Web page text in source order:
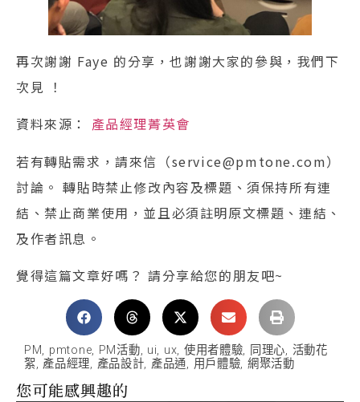
再次謝謝 Faye 的分享，也謝謝大家的參與，我們下
次見 ！
資料來源： 產品經理菁英會
若有轉貼需求，請來信（service@pmtone.com）
討論。 轉貼時禁止修改內容及標題、須保持所有連
結、禁止商業使用，並且必須註明原文標題、連結、
及作者訊息。
覺得這篇文章好嗎？ 請分享給您的朋友吧~
PM, pmtone, PM活動, ui, ux, 使用者體驗, 同理心, 活動花
絮,產品經理, 產品設計, 產品通, 用戶體驗, 網聚活動
您可能感興趣的